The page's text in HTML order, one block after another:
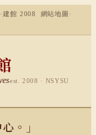
·建館 2008 網站地圖 ·
est. 2008 · NSYSU
。」